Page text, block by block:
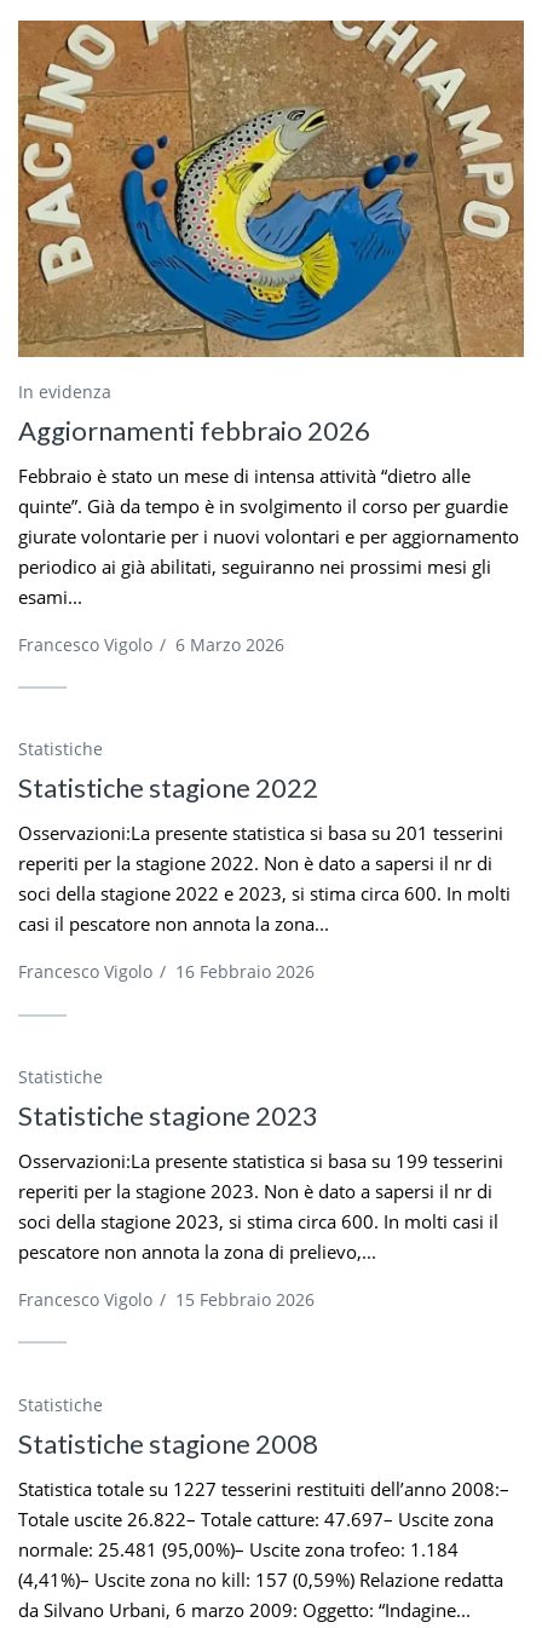
In evidenza
Aggiornamenti febbraio 2026
Febbraio è stato un mese di intensa attività “dietro alle
quinte”. Già da tempo è in svolgimento il corso per guardie
giurate volontarie per i nuovi volontari e per aggiornamento
periodico ai già abilitati, seguiranno nei prossimi mesi gli
esami...
Francesco Vigolo / 6 Marzo 2026
Statistiche
Statistiche stagione 2022
Osservazioni:La presente statistica si basa su 201 tesserini
reperiti per la stagione 2022. Non è dato a sapersi il nr di
soci della stagione 2022 e 2023, si stima circa 600. In molti
casi il pescatore non annota la zona...
Francesco Vigolo / 16 Febbraio 2026
Statistiche
Statistiche stagione 2023
Osservazioni:La presente statistica si basa su 199 tesserini
reperiti per la stagione 2023. Non è dato a sapersi il nr di
soci della stagione 2023, si stima circa 600. In molti casi il
pescatore non annota la zona di prelievo,...
Francesco Vigolo / 15 Febbraio 2026
Statistiche
Statistiche stagione 2008
Statistica totale su 1227 tesserini restituiti dell’anno 2008:–
Totale uscite 26.822– Totale catture: 47.697– Uscite zona
normale: 25.481 (95,00%)– Uscite zona trofeo: 1.184
(4,41%)– Uscite zona no kill: 157 (0,59%) Relazione redatta
da Silvano Urbani, 6 marzo 2009: Oggetto: “Indagine...